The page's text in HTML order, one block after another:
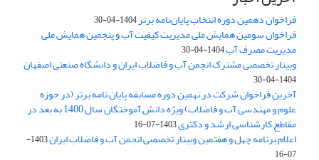
فراخوان دهمین دوره انتخاب پایان‌نامه برتر1404-04-30
فراخوان سومین همایش ملی مدیریت کیفیت آب و پنجمین همایش ملی
مدیریت مصرف آب1404-04-30
وبینار تخصصی مشترک انجمن آب و فاضلاب ایران و دانشگاه صنعتی اصفهان
1404-04-30
آخرین فراخوان شرکت در نهمین دوره مسابقه پایان نامه برتر (در حوزه
علوم و مهندسی آب و فاضلاب) ویژه دانش آموختگان سال 1400 به بعد در
مقاطع کارشناسی ارشد و دکتری1403-07-16
اعلام برنامه چهل و هفتمین وبینار تخصصی انجمن آب و فاضلاب ایران
1403-
07-16